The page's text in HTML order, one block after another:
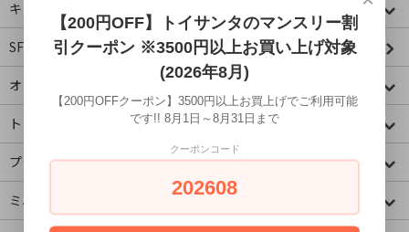
キャラクター
SF・映画・アメコミ
オリジナル
トミカコーナー
プラレールコーナー
ミニチュア&ドールハウス
【200円OFF】トイサンタのマンスリー割
引クーポン ※3500円以上お買い上げ対象
(2026年8月)
【200円OFFクーポン】3500円以上お買上げでご利用可能
です!! 8月1日～8月31日まで
クーポンコード
202608